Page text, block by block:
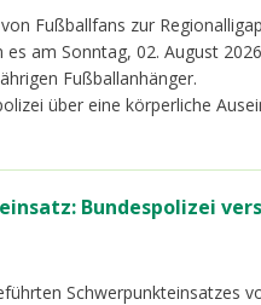
Fußballfans zur
am Sonntag, 02. August
Fußballanhänger.
über eine körperliche
Bundespolizei
Schwerpunkteinsatzes